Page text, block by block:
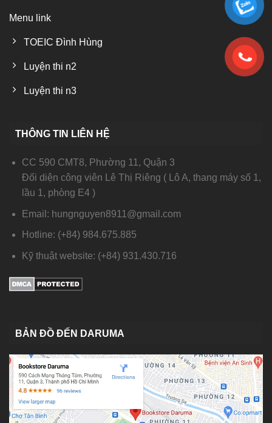
Menu link
TOEIC Đình Hùng
Luyện thi n2
Luyện thi n3
THÔNG TIN LIÊN HỆ
CC 590 CMT8, Phường 11, Quận 3
Đối diện công viên Lê Thị Riêng ( Lô A, thang máy số 1,
lầu 1, phòng E4 )
Email: hungnguyen8911@gmail.com
Hotline: (+84) 984.675.885
Kỹ thuật website: (+84) 931.430.716
BẢN ĐỒ ĐẾN DARUMA